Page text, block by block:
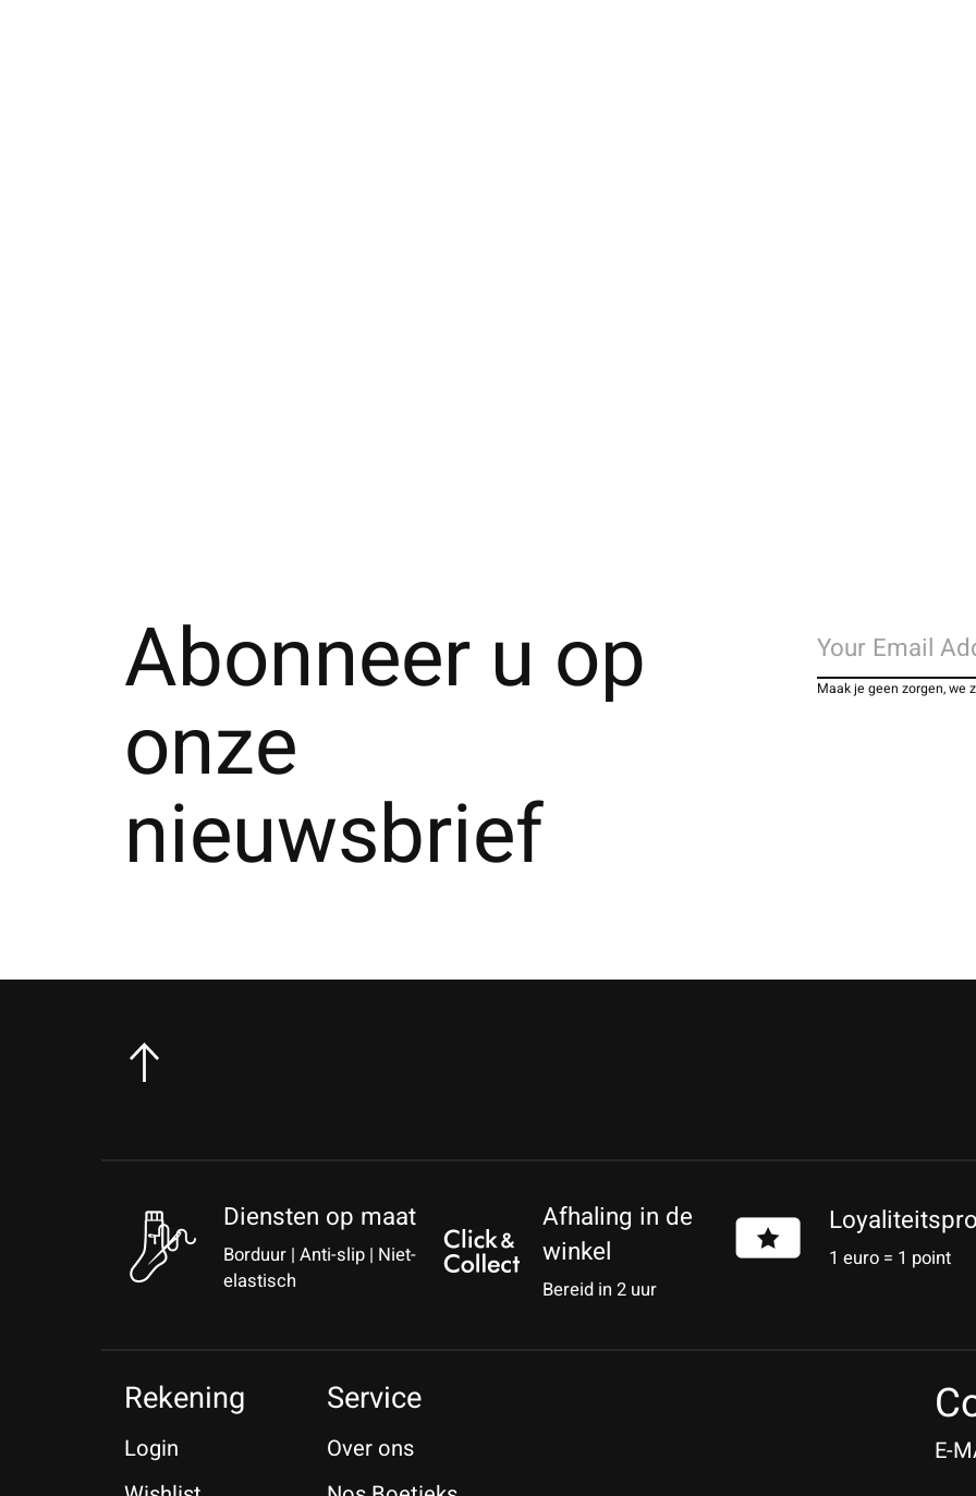
Abonneer u op
onze
nieuwsbrief
Maak je geen zorgen, we
Diensten op maat
Borduur | Anti-slip | Niet-
elastisch
Afhaling in de
winkel
Bereid in 2 uur
1 euro = 1 point
Rekening
Login
Service
Over ons
E-